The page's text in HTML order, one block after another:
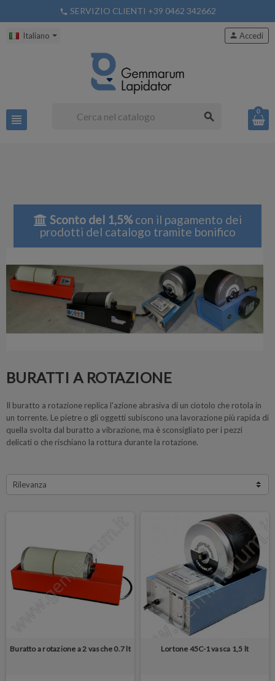
phone SERVIZIO CLIENTI +39 0462 342662
Italiano
view_headline search
person Accedi
0
Sconto del 1,5%con il pagamento dei
prodotti del catalogo tramite bonifico
BURATTI A ROTAZIONE
Il buratto a rotazione replica l'azione abrasiva di un ciotolo che rotola in
un torrente. Le pietre o gli oggetti subiscono una lavorazione più rapida di
quella svolta dal buratto a vibrazione, ma è sconsigliato per i pezzi
delicati o che rischiano la rottura durante la rotazione.
Rilevanza
Buratto a rotazione a 2 vasche 0.7 lt Lortone 45C-1 vasca 1,5 lt